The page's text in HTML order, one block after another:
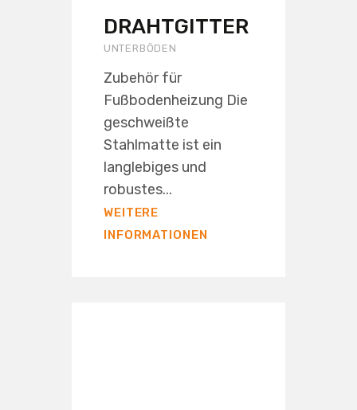
DRAHTGITTER
UNTERBÖDEN
Zubehör für
Fußbodenheizung Die
geschweißte
Stahlmatte ist ein
langlebiges und
robustes...
WEITERE
INFORMATIONEN